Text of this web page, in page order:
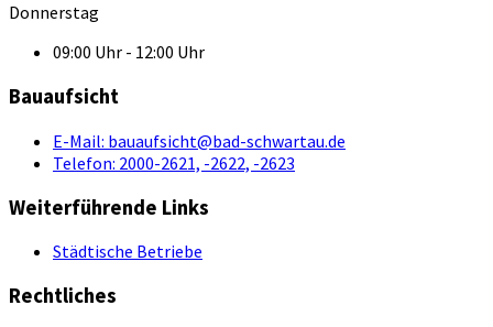
Donnerstag
09:00 Uhr - 12:00 Uhr
Bauaufsicht
E-Mail: bauaufsicht@bad-schwartau.de
Telefon: 2000-2621, -2622, -2623
Weiterführende Links
Städtische Betriebe
Rechtliches